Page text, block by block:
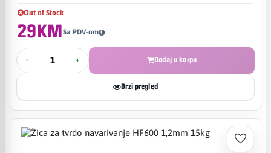
Out of Stock
29KMSa PDV-om
- + Dodaj u korpu
Brzi pregled